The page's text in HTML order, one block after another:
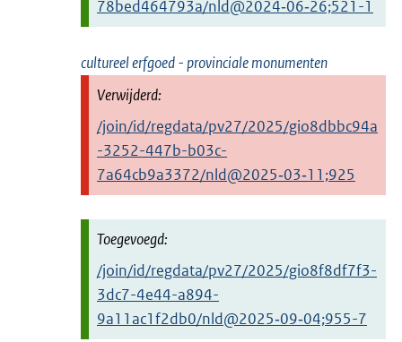
78bed464793a/nld@2024‑06‑26;521-1
cultureel erfgoed - provinciale monumenten
/join/id/regdata/pv27/2025/gio8dbbc94a
-3252-447b-b03c-
7a64cb9a3372/nld@2025‑03‑11;925
/join/id/regdata/pv27/2025/gio8f8df7f3-
3dc7-4e44-a894-
9a11ac1f2db0/nld@2025‑09‑04;955-7